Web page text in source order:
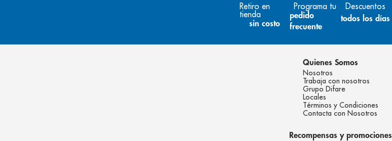
Retiro en
tienda
sin costo
Programa tu
pedido
frecuente
Descuentos
todos los días
Quienes Somos
Nosotros
Trabaja con nosotros
Grupo Difare
Locales
Términos y Condiciones
Contacta con Nosotros
Recompensas y promociones